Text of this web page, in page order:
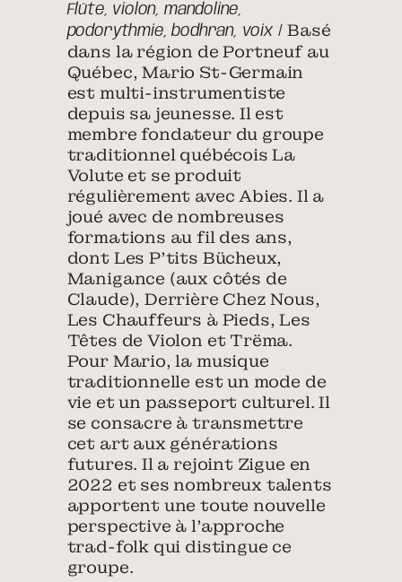
Flûte, violon, mandoline,
podorythmie, bodhran, voix/ Basé
dans la région de Portneuf au
Québec, Mario St-Germain
est multi-instrumentiste
depuis sa jeunesse. Il est
membre fondateur du groupe
traditionnel québécois La
Volute et se produit
régulièrement avec Abies. Il a
joué avec de nombreuses
formations au fil des ans,
dont Les P’tits Bücheux,
Manigance (aux côtés de
Claude), Derrière Chez Nous,
Les Chauffeurs à Pieds, Les
Têtes de Violon et Trëma.
Pour Mario, la musique
traditionnelle est un mode de
vie et un passeport culturel. Il
se consacre à transmettre
cet art aux générations
futures. Il a rejoint Zigue en
2022 et ses nombreux talents
apportent une toute nouvelle
perspective à l’approche
trad-folk qui distingue ce
groupe.